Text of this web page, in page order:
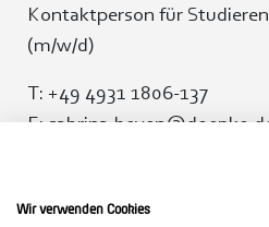
Kontaktperson für
(m/w/d)
T: +49 4931 1806-137
E:
Wir verwenden Cookies